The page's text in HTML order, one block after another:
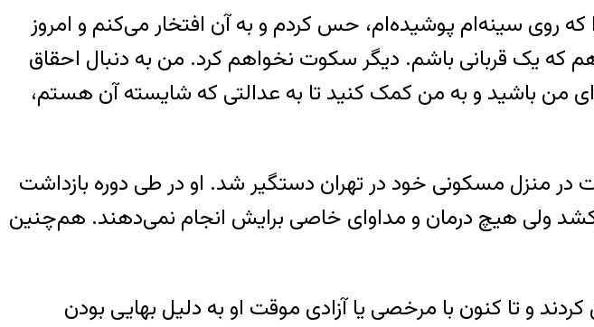
را که روی سینه‌ام پوشیده‌ام، حس کردم و به آن افتخار می‌کنم و امروز
که یک قربانی باشم. دیگر سکوت نخواهم کرد. من به دنبال احقاق
من باشید و به من کمک کنید تا به عدالتی که شایسته آن هستم،
توسط ماموران وزارت اطلاعات در منزل مسکونی خود در تهران دستگیر شد. او در طی دوره بازداشت
ولی هیچ درمان و مداوای خاصی برایش انجام نمی‌دهند. هم‌چنین
کردند و تا کنون با مرخصی یا آزادی موقت او به دلیل بهایی بودن